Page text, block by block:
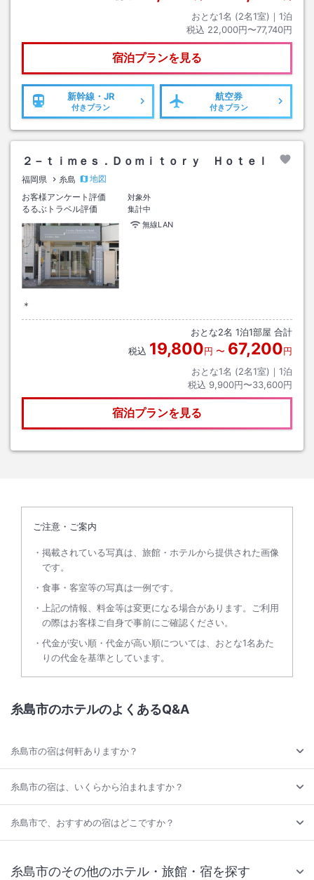
おとな1名 (2名1室)｜ 1泊
税込 22,000円〜77,740円
宿泊プランを見る
新幹線・JR
付きプラン
航空券
付きプラン
２－ｔｉｍｅｓ．Ｄｏｍｉｔｏｒｙ Ｈｏｔｅｌ
福岡県 糸島
地図
お客様アンケート評価
対象外
るるぶトラベル評価
集計中
無線LAN
＊
おとな2名 1泊1部屋 合計
税込 19,800円 〜 67,200円
おとな1名 (2名1室)｜ 1泊
税込 9,900円〜33,600円
宿泊プランを見る
ご注意・ご案内
掲載されている写真は、旅館・ホテルから提供された画像
です。
食事・客室等の写真は一例です。
上記の情報、料金等は変更になる場合があります。ご利用
の際はお客様ご自身で事前にご確認ください。
代金が安い順・代金が高い順については、おとな1名あた
りの代金を基準としています。
糸島市のホテルのよくあるQ&A
糸島市の宿は何軒ありますか？
糸島市の宿は、いくらから泊まれますか？
糸島市で、おすすめの宿はどこですか？
糸島市のその他のホテル・旅館・宿を探す